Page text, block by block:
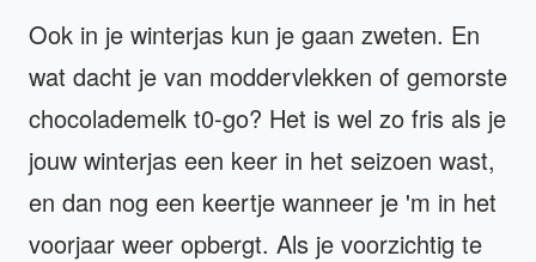
Ook in je winterjas kun je gaan zweten. En
wat dacht je van moddervlekken of gemorste
chocolademelk t0-go? Het is wel zo fris als je
jouw winterjas een keer in het seizoen wast,
en dan nog een keertje wanneer je 'm in het
voorjaar weer opbergt. Als je voorzichtig te